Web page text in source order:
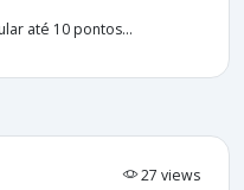
até 10 pontos...
27 views